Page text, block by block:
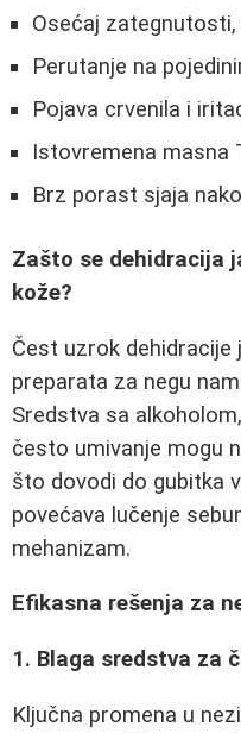
Osećaj
Perutanje na
Pojava crvenila i
Istovremena masna
Brz porast sjaja
Zašto se dehidracija
kože?
Čest uzrok dehidracije
preparata za negu
Sredstva sa
često umivanje mogu
što dovodi do gubitka
povećava lučenje
mehanizam.
Efikasna rešenja za
1. Blaga sredstva za
Ključna promena u